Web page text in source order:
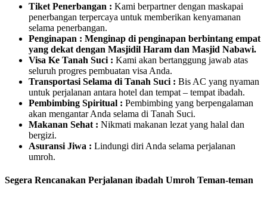
Tiket Penerbangan : Kami berpartner dengan maskapai
penerbangan terpercaya untuk memberikan kenyamanan
selama penerbangan.
Penginapan : Menginap di penginapan berbintang empat
yang dekat dengan Masjidil Haram dan Masjid Nabawi.
Visa Ke Tanah Suci : Kami akan bertanggung jawab atas
seluruh progres pembuatan visa Anda.
Transportasi Selama di Tanah Suci : Bis AC yang nyaman
untuk perjalanan antara hotel dan tempat – tempat ibadah.
Pembimbing Spiritual : Pembimbing yang berpengalaman
akan mengantar Anda selama di Tanah Suci.
Makanan Sehat : Nikmati makanan lezat yang halal dan
bergizi.
Asuransi Jiwa : Lindungi diri Anda selama perjalanan
umroh.
Segera Rencanakan Perjalanan ibadah Umroh Teman-teman